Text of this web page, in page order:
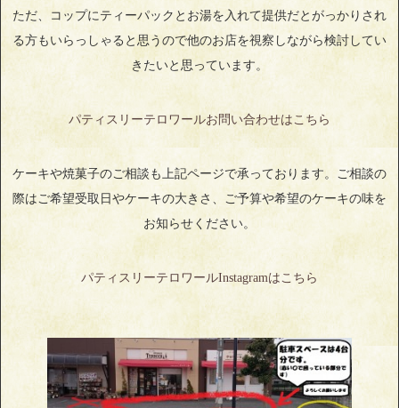
ただ、コップにティーパックとお湯を入れて提供だとがっかりされ
る方もいらっしゃると思うので他のお店を視察しながら検討してい
きたいと思っています。
パティスリーテロワールお問い合わせはこちら
ケーキや焼菓子のご相談も上記ページで承っております。ご相談の
際はご希望受取日やケーキの大きさ、ご予算や希望のケーキの味を
お知らせください。
パティスリーテロワールInstagramはこちら